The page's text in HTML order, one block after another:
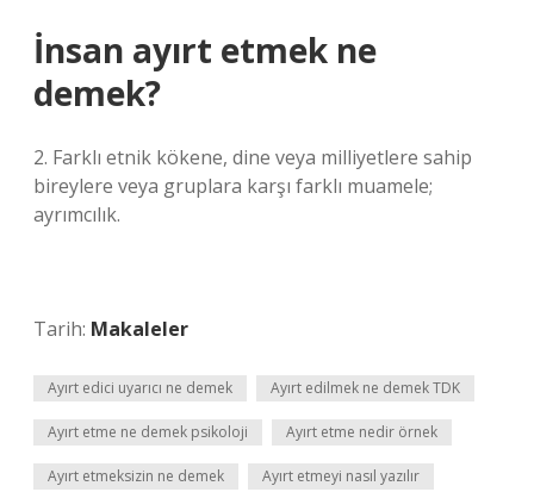
İnsan ayırt etmek ne
demek?
2. Farklı etnik kökene, dine veya milliyetlere sahip
bireylere veya gruplara karşı farklı muamele;
ayrımcılık.
Tarih: Makaleler
Ayırt edici uyarıcı ne demek Ayırt edilmek ne demek TDK
Ayırt etme ne demek psikoloji Ayırt etme nedir örnek
Ayırt etmeksizin ne demek Ayırt etmeyi nasıl yazılır